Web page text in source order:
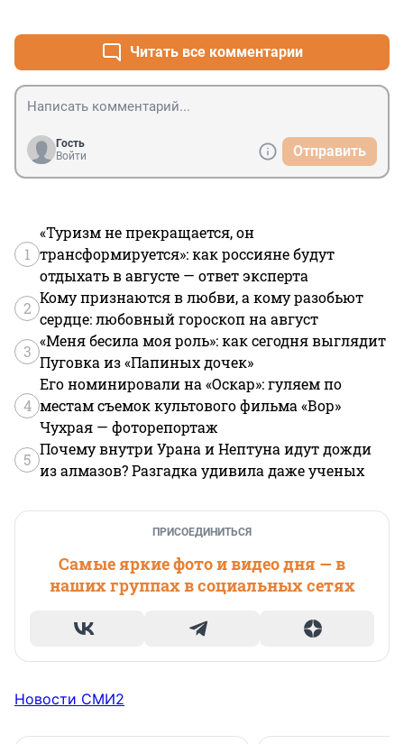
Читать все комментарии
Гость
Войти
Отправить
1
«Туризм не прекращается, он
трансформируется»: как россияне будут
отдыхать в августе — ответ эксперта
2
Кому признаются в любви, а кому разобьют
сердце: любовный гороскоп на август
3
«Меня бесила моя роль»: как сегодня выглядит
Пуговка из «Папиных дочек»
4
Его номинировали на «Оскар»: гуляем по
местам съемок культового фильма «Вор»
Чухрая — фоторепортаж
5
Почему внутри Урана и Нептуна идут дожди
из алмазов? Разгадка удивила даже ученых
ПРИСОЕДИНИТЬСЯ
Самые яркие фото и видео дня — в
наших группах в социальных сетях
Новости СМИ2